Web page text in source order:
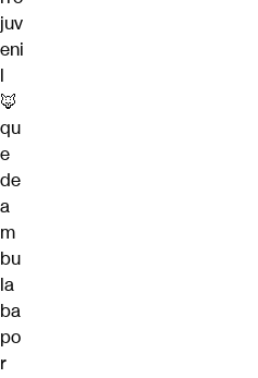
juv
eni
l
🦊
qu
e
de
a
m
bu
la
ba
po
r